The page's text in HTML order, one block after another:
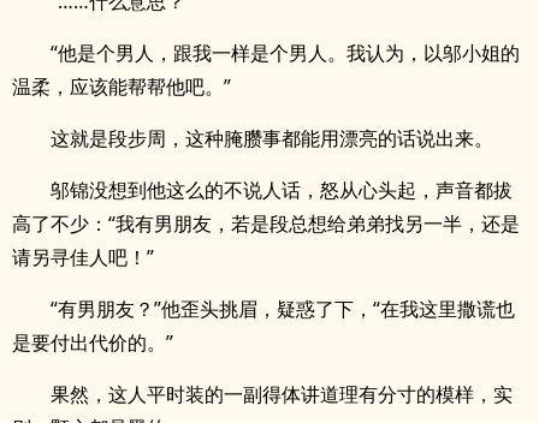
“他是个男人，跟我一样是个男人。我认为，以邬小姐的
温柔，应该能帮帮他吧。”
这就是段步周，这种腌臜事都能用漂亮的话说出来。
邬锦没想到他这么的不说人话，怒从心头起，声音都拔
高了不少：“我有男朋友，若是段总想给弟弟找另一半，还是
请另寻佳人吧！”
“有男朋友？”他歪头挑眉，疑惑了下，“在我这里撒谎也
是要付出代价的。”
果然，这人平时装的一副得体讲道理有分寸的模样，实